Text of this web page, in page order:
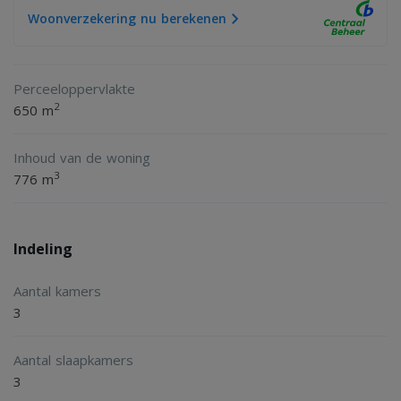
Woonverzekering nu berekenen
Perceeloppervlakte
650 m2
Inhoud van de woning
776 m3
Indeling
Aantal kamers
3
Aantal slaapkamers
3